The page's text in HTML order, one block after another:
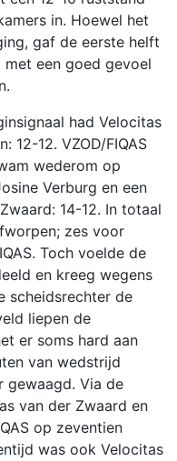
in. Hoewel het
gaf de eerste helft
een goed gevoel
had Velocitas
12-12. VZOD/FIQAS
wederom op
Verburg en een
14-12. In totaal
zes voor
Toch voelde de
en kreeg wegens
scheidsrechter de
liepen de
er soms hard aan
van wedstrijd
gewaagd. Via de
van der Zwaard en
op zeventien
was ook Velocitas